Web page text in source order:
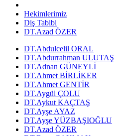
Hekimlerimiz
Diş Tabibi
DT.Azad ÖZER
DT.Abdulcelil ORAL
DT.Abdurrahman ULUTAŞ
DT.Adnan GÜNEYLİ
DT.Ahmet BİRLİKER
DT.Ahmet GENTİR
DT.Aygül ÇOLU
DT.Aykut KAÇTAŞ
DT.Ayşe AYAZ
DT.Ayşe YÜZBAŞIOĞLU
DT.Azad ÖZER